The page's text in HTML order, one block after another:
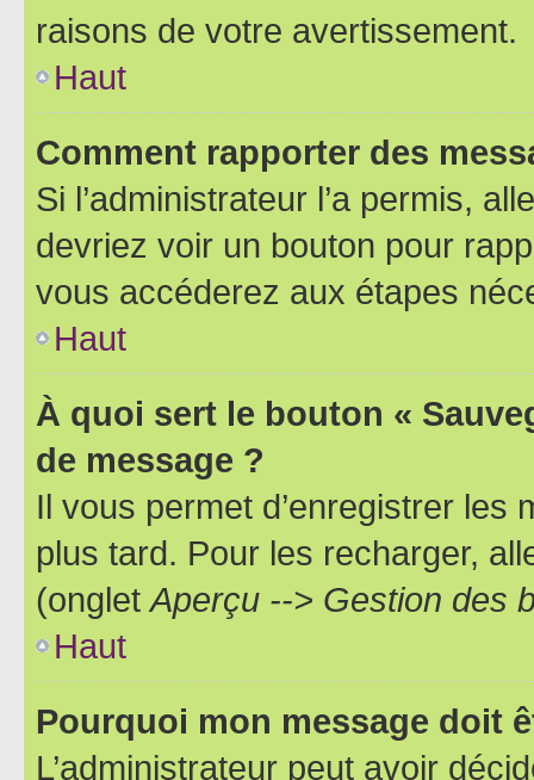
raisons de votre avertissement.
Haut
Comment rapporter des
Si l’administrateur l’a permis,
devriez voir un bouton pour
vous accéderez aux étapes
Haut
À quoi sert le bouton «
de message ?
Il vous permet d’enregistrer
plus tard. Pour les recharger,
(ongletAperçu --> Gestion des
Haut
Pourquoi mon message doit
L’administrateur peut avoir